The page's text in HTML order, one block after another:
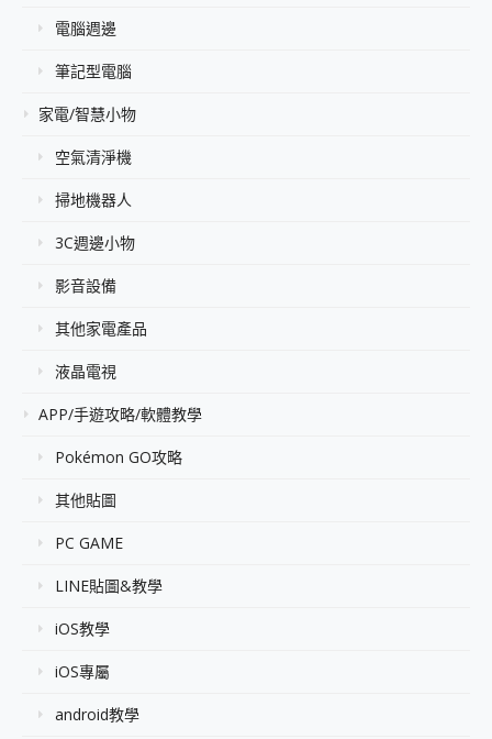
電腦週邊
筆記型電腦
家電/智慧小物
空氣清淨機
掃地機器人
3C週邊小物
影音設備
其他家電產品
液晶電視
APP/手遊攻略/軟體教學
Pokémon GO攻略
其他貼圖
PC GAME
LINE貼圖&教學
iOS教學
iOS專屬
android教學